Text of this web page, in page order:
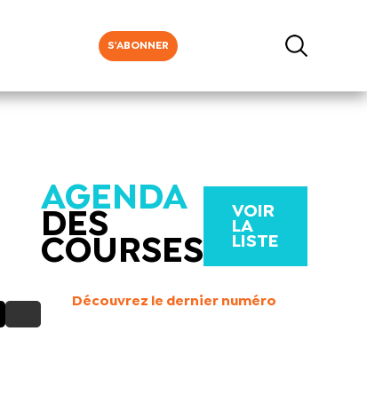
S'ABONNER
AGENDA
DES
COURSES
VOIR
LA
LISTE
Découvrez le dernier numéro